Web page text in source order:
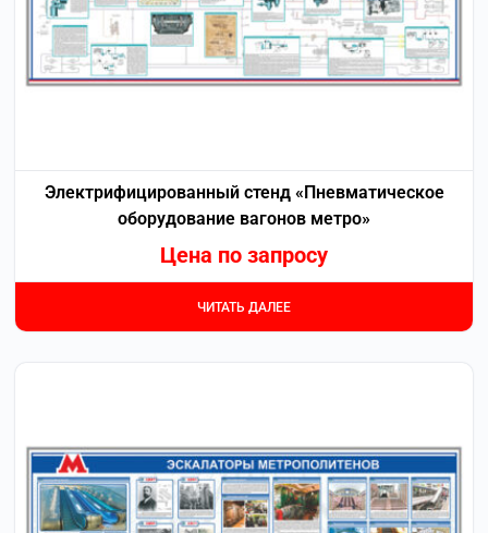
Электрифицированный стенд «Пневматическое
оборудование вагонов метро»
Цена по запросу
ЧИТАТЬ ДАЛЕЕ